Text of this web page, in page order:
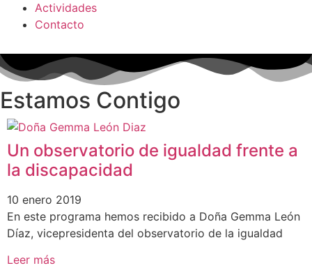
Actividades
Contacto
Estamos Contigo
Un observatorio de igualdad frente a
la discapacidad
10 enero 2019
En este programa hemos recibido a Doña Gemma León
Díaz, vicepresidenta del observatorio de la igualdad
Leer más